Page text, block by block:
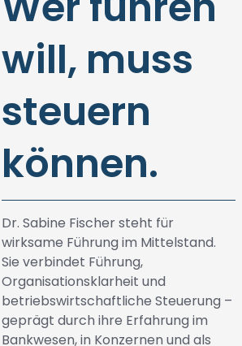
will, muss
steuern
können.
Dr. Sabine Fischer steht für
wirksame Führung im Mittelstand.
Sie verbindet Führung,
Organisationsklarheit und
betriebswirtschaftliche Steuerung –
geprägt durch ihre Erfahrung im
Bankwesen, in Konzernen und als